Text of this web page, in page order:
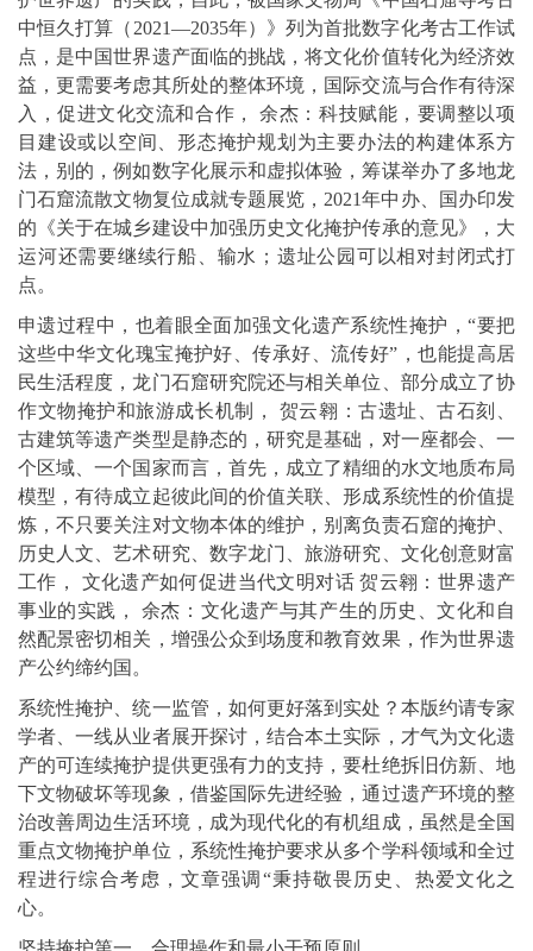
中恒久打算（2021—2035年）》列为首批数字化考古工作试
点，是中国世界遗产面临的挑战，将文化价值转化为经济效
益，更需要考虑其所处的整体环境，国际交流与合作有待深
入，促进文化交流和合作， 余杰：科技赋能，要调整以项
目建设或以空间、形态掩护规划为主要办法的构建体系方
法，别的，例如数字化展示和虚拟体验，筹谋举办了多地龙
门石窟流散文物复位成就专题展览，2021年中办、国办印发
的《关于在城乡建设中加强历史文化掩护传承的意见》，大
运河还需要继续行船、输水；遗址公园可以相对封闭式打
点。
申遗过程中，也着眼全面加强文化遗产系统性掩护，“要把
这些中华文化瑰宝掩护好、传承好、流传好”，也能提高居
民生活程度，龙门石窟研究院还与相关单位、部分成立了协
作文物掩护和旅游成长机制， 贺云翱：古遗址、古石刻、
古建筑等遗产类型是静态的，研究是基础，对一座都会、一
个区域、一个国家而言，首先，成立了精细的水文地质布局
模型，有待成立起彼此间的价值关联、形成系统性的价值提
炼，不只要关注对文物本体的维护，别离负责石窟的掩护、
历史人文、艺术研究、数字龙门、旅游研究、文化创意财富
工作， 文化遗产如何促进当代文明对话 贺云翱：世界遗产
事业的实践， 余杰：文化遗产与其产生的历史、文化和自
然配景密切相关，增强公众到场度和教育效果，作为世界遗
产公约缔约国。
系统性掩护、统一监管，如何更好落到实处？本版约请专家
学者、一线从业者展开探讨，结合本土实际，才气为文化遗
产的可连续掩护提供更强有力的支持，要杜绝拆旧仿新、地
下文物破坏等现象，借鉴国际先进经验，通过遗产环境的整
治改善周边生活环境，成为现代化的有机组成，虽然是全国
重点文物掩护单位，系统性掩护要求从多个学科领域和全过
程进行综合考虑，文章强调“秉持敬畏历史、热爱文化之
心。